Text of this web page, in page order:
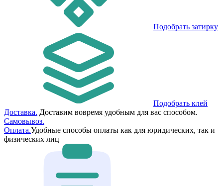
Подобрать затирку
Подобрать клей
Доставка. Доставим вовремя удобным для вас способом.
Самовывоз.
Оплата.Удобные способы оплаты как для юридических, так и
физических лиц